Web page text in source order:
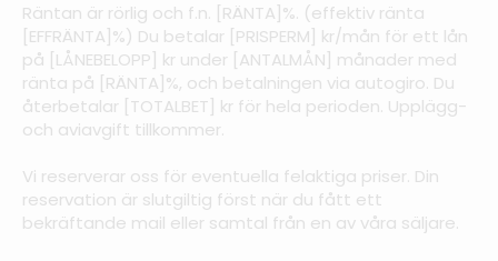
Räntan är rörlig och f.n. [RÄNTA]%. (effektiv ränta
[EFFRÄNTA]%) Du betalar [PRISPERM] kr/mån för ett lån
på [LÅNEBELOPP] kr under [ANTALMÅN] månader med
ränta på [RÄNTA]%, och betalningen via autogiro. Du
återbetalar [TOTALBET] kr för hela perioden. Upplägg-
och aviavgift tillkommer.
Vi reserverar oss för eventuella felaktiga priser. Din
reservation är slutgiltig först när du fått ett
bekräftande mail eller samtal från en av våra säljare.